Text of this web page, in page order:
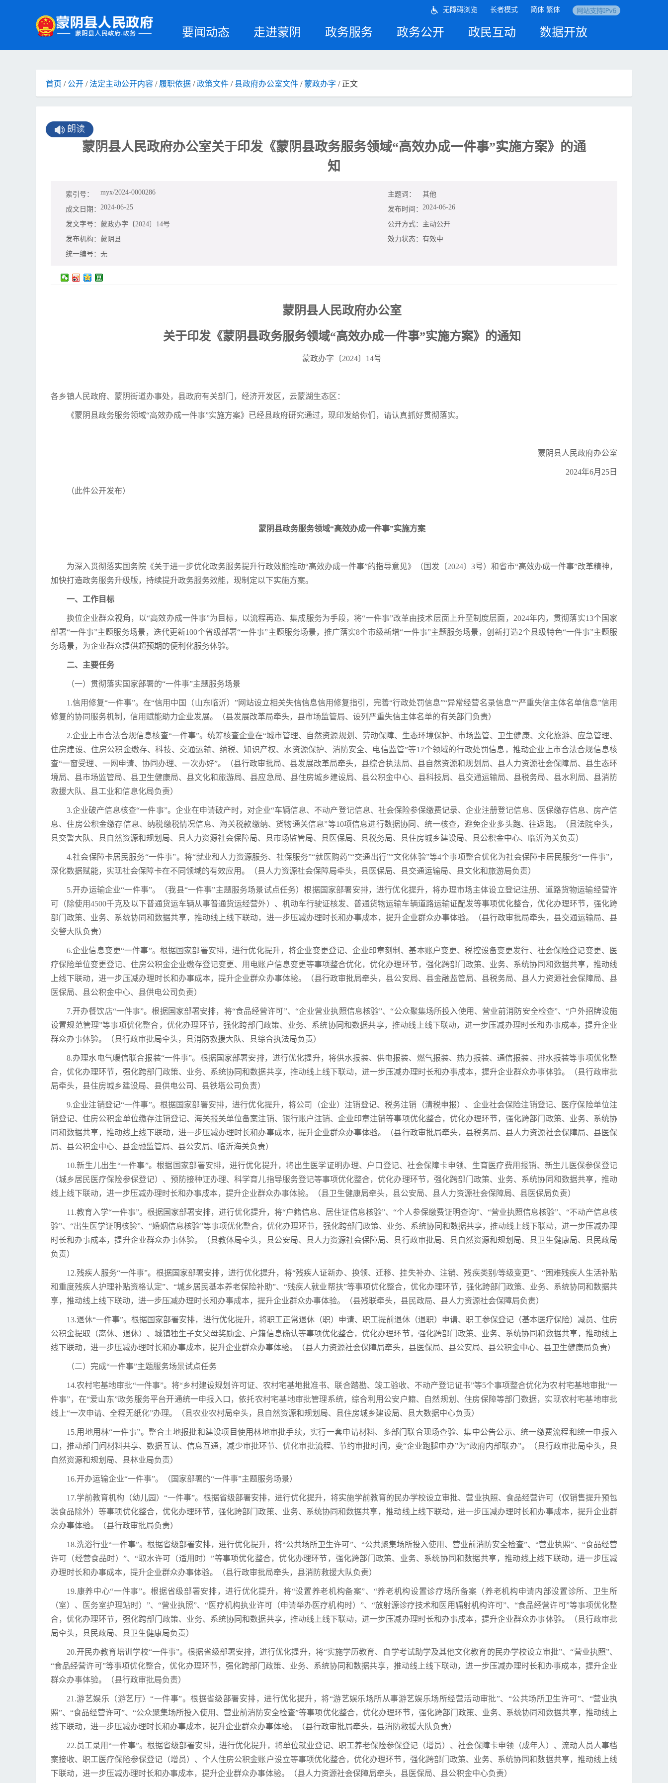
要闻动态 走进蒙阴 政务服务 政务公开 政民互动 数据开放
无障碍浏览 长者模式 简体 繁体
首页 / 公开 /法定主动公开内容 / 履职依据 /政策文件 / 县政府办公室文件 / 蒙政办字 / 正文
朗读
蒙阴县人民政府办公室关于印发《蒙阴县政务服务领域“高效办成一件事”实施方案》的通
知
索引号： myx/2024-0000286 主题词：
其他
成文日期： 2024-06-25 发布时间： 2024-06-26
发文字号： 蒙政办字〔2024〕14号 公开方式： 主动公开
发布机构： 蒙阴县 效力状态： 有效中
统一编号： 无
蒙阴县人民政府办公室
关于印发《蒙阴县政务服务领域“高效办成一件事”实施方案》的通知
蒙政办字〔2024〕14号
各乡镇人民政府、蒙阴街道办事处，县政府有关部门，经济开发区，云蒙湖生态区：
《蒙阴县政务服务领域“高效办成一件事”实施方案》已经县政府研究通过，现印发给你们，请认真抓好贯彻落实。
蒙阴县人民政府办公室
2024年6月25日
（此件公开发布）
蒙阴县政务服务领域“高效办成一件事”实施方案
为深入贯彻落实国务院《关于进一步优化政务服务提升行政效能推动“高效办成一件事”的指导意见》（国发〔2024〕3号）和省市“高效办成一件事”改革精神，
加快打造政务服务升级版，持续提升政务服务效能，现制定以下实施方案。
一、工作目标
换位企业群众视角，以“高效办成一件事”为目标，以流程再造、集成服务为手段，将“一件事”改革由技术层面上升至制度层面，2024年内，贯彻落实13个国家
部署“一件事”主题服务场景，迭代更新100个省级部署“一件事”主题服务场景，推广落实8个市级新增“一件事”主题服务场景，创新打造2个县级特色“一件事”主题服
务场景，为企业群众提供超预期的便利化服务体验。
二、主要任务
（一）贯彻落实国家部署的“一件事”主题服务场景
1.信用修复“一件事”。在“信用中国（山东临沂）”网站设立相关失信信息信用修复指引，完善“行政处罚信息”“异常经营名录信息”“严重失信主体名单信息”信用
修复的协同服务机制，信用赋能助力企业发展。（县发展改革局牵头，县市场监管局、设列严重失信主体名单的有关部门负责）
2.企业上市合法合规信息核查“一件事”。统筹核查企业在“城市管理、自然资源规划、劳动保障、生态环境保护、市场监管、卫生健康、文化旅游、应急管理、
住房建设、住房公积金缴存、科技、交通运输、纳税、知识产权、水资源保护、消防安全、电信监管”等17个领域的行政处罚信息，推动企业上市合法合规信息核
查“一窗受理、一网申请、协同办理、一次办好”。（县行政审批局、县发展改革局牵头，县综合执法局、县自然资源和规划局、县人力资源社会保障局、县生态环
境局、县市场监管局、县卫生健康局、县文化和旅游局、县应急局、县住房城乡建设局、县公积金中心、县科技局、县交通运输局、县税务局、县水利局、县消防
救援大队、县工业和信息化局负责）
3.企业破产信息核查“一件事”。企业在申请破产时，对企业“车辆信息、不动产登记信息、社会保险参保缴费记录、企业注册登记信息、医保缴存信息、房产信
息、住房公积金缴存信息、纳税缴税情况信息、海关税款缴纳、货物通关信息”等10项信息进行数据协同、统一核查，避免企业多头跑、往返跑。（县法院牵头，
县交警大队、县自然资源和规划局、县人力资源社会保障局、县市场监管局、县医保局、县税务局、县住房城乡建设局、县公积金中心、临沂海关负责）
4.社会保障卡居民服务“一件事”。将“就业和人力资源服务、社保服务”“就医购药”“交通出行”“文化体验”等4个事项整合优化为社会保障卡居民服务“一件事”，
深化数据赋能，实现社会保障卡在不同领域的有效应用。（县人力资源社会保障局牵头，县医保局、县交通运输局、县文化和旅游局负责）
5.开办运输企业“一件事”。（我县“一件事”主题服务场景试点任务）根据国家部署安排，进行优化提升，将办理市场主体设立登记注册、道路货物运输经营许
可（除使用4500千克及以下普通货运车辆从事普通货运经营外）、机动车行驶证核发、普通货物运输车辆道路运输证配发等事项优化整合，优化办理环节，强化跨
部门政策、业务、系统协同和数据共享，推动线上线下联动，进一步压减办理时长和办事成本，提升企业群众办事体验。（县行政审批局牵头，县交通运输局、县
交警大队负责）
6.企业信息变更“一件事”。根据国家部署安排，进行优化提升，将企业变更登记、企业印章刻制、基本账户变更、税控设备变更发行、社会保险登记变更、医
疗保险单位变更登记、住房公积金企业缴存登记变更、用电账户信息变更等事项整合优化，优化办理环节，强化跨部门政策、业务、系统协同和数据共享，推动线
上线下联动，进一步压减办理时长和办事成本，提升企业群众办事体验。（县行政审批局牵头，县公安局、县金融监管局、县税务局、县人力资源社会保障局、县
医保局、县公积金中心、县供电公司负责）
7.开办餐饮店“一件事”。根据国家部署安排，将“食品经营许可”、“企业营业执照信息核验”、“公众聚集场所投入使用、营业前消防安全检查”、“户外招牌设施
设置规范管理”等事项优化整合，优化办理环节，强化跨部门政策、业务、系统协同和数据共享，推动线上线下联动，进一步压减办理时长和办事成本，提升企业
群众办事体验。（县行政审批局牵头，县消防救援大队、县综合执法局负责）
8.办理水电气暖信联合报装“一件事”。根据国家部署安排，进行优化提升，将供水报装、供电报装、燃气报装、热力报装、通信报装、排水报装等事项优化整
合，优化办理环节，强化跨部门政策、业务、系统协同和数据共享，推动线上线下联动，进一步压减办理时长和办事成本，提升企业群众办事体验。（县行政审批
局牵头，县住房城乡建设局、县供电公司、县铁塔公司负责）
9.企业注销登记“一件事”。根据国家部署安排，进行优化提升，将公司（企业）注销登记、税务注销（清税申报）、企业社会保险注销登记、医疗保险单位注
销登记、住房公积金单位缴存注销登记、海关报关单位备案注销、银行账户注销、企业印章注销等事项优化整合，优化办理环节，强化跨部门政策、业务、系统协
同和数据共享，推动线上线下联动，进一步压减办理时长和办事成本，提升企业群众办事体验。（县行政审批局牵头，县税务局、县人力资源社会保障局、县医保
局、县公积金中心、县金融监管局、县公安局、临沂海关负责）
10.新生儿出生“一件事”。根据国家部署安排，进行优化提升，将出生医学证明办理、户口登记、社会保障卡申领、生育医疗费用报销、新生儿医保参保登记
（城乡居民医疗保险参保登记）、预防接种证办理、科学育儿指导服务登记等事项优化整合，优化办理环节，强化跨部门政策、业务、系统协同和数据共享，推动
线上线下联动，进一步压减办理时长和办事成本，提升企业群众办事体验。（县卫生健康局牵头，县公安局、县人力资源社会保障局、县医保局负责）
11.教育入学“一件事”。根据国家部署安排，进行优化提升，将“户籍信息、居住证信息核验”、“个人参保缴费证明查询”、“营业执照信息核验”、“不动产信息核
验”、“出生医学证明核验”、“婚姻信息核验”等事项优化整合，优化办理环节，强化跨部门政策、业务、系统协同和数据共享，推动线上线下联动，进一步压减办理
时长和办事成本，提升企业群众办事体验。（县教体局牵头，县公安局、县人力资源社会保障局、县行政审批局、县自然资源和规划局、县卫生健康局、县民政局
负责）
12.残疾人服务“一件事”。根据国家部署安排，进行优化提升，将“残疾人证新办、换领、迁移、挂失补办、注销、残疾类别/等级变更”、“困难残疾人生活补贴
和重度残疾人护理补贴资格认定”、“城乡居民基本养老保险补助”、“残疾人就业帮扶”等事项优化整合，优化办理环节，强化跨部门政策、业务、系统协同和数据共
享，推动线上线下联动，进一步压减办理时长和办事成本，提升企业群众办事体验。（县残联牵头，县民政局、县人力资源社会保障局负责）
13.退休“一件事”。根据国家部署安排，进行优化提升，将职工正常退休（职）申请、职工提前退休（退职）申请、职工参保登记（基本医疗保险）减员、住房
公积金提取（离休、退休）、城镇独生子女父母奖励金、户籍信息确认等事项优化整合，优化办理环节，强化跨部门政策、业务、系统协同和数据共享，推动线上
线下联动，进一步压减办理时长和办事成本，提升企业群众办事体验。（县人力资源社会保障局牵头，县医保局、县公安局、县公积金中心、县卫生健康局负责）
（二）完成“一件事”主题服务场景试点任务
14.农村宅基地审批“一件事”。将“乡村建设规划许可证、农村宅基地批准书、联合踏勘、竣工验收、不动产登记证书”等5个事项整合优化为农村宅基地审批“一
件事”，在“爱山东”政务服务平台开通统一申报入口，依托农村宅基地审批管理系统，综合利用公安户籍、自然规划、住房保障等部门数据，实现农村宅基地审批
线上“一次申请、全程无纸化”办理。（县农业农村局牵头，县自然资源和规划局、县住房城乡建设局、县大数据中心负责）
15.用地用林“一件事”。整合土地报批和建设项目使用林地审批手续，实行一套申请材料、多部门联合现场查验、集中公告公示、统一缴费流程和统一申报入
口，推动部门间材料共享、数据互认、信息互通，减少审批环节、优化审批流程、节约审批时间，变“企业跑腿申办”为“政府内部联办”。（县行政审批局牵头，县
自然资源和规划局、县林业局负责）
16.开办运输企业“一件事”。（国家部署的“一件事”主题服务场景）
17.学前教育机构（幼儿园）“一件事”。根据省级部署安排，进行优化提升，将实施学前教育的民办学校设立审批、营业执照、食品经营许可（仅销售提升预包
装食品除外）等事项优化整合，优化办理环节，强化跨部门政策、业务、系统协同和数据共享，推动线上线下联动，进一步压减办理时长和办事成本，提升企业群
众办事体验。（县行政审批局负责）
18.洗浴行业“一件事”。根据省级部署安排，进行优化提升，将“公共场所卫生许可”、“公共聚集场所投入使用、营业前消防安全检查”、“营业执照”、“食品经营
许可（经营食品时）”、“取水许可（适用时）”等事项优化整合，优化办理环节，强化跨部门政策、业务、系统协同和数据共享，推动线上线下联动，进一步压减
办理时长和办事成本，提升企业群众办事体验。（县行政审批局牵头，县消防救援大队负责）
19.康养中心“一件事”。根据省级部署安排，进行优化提升，将“设置养老机构备案”、“养老机构设置诊疗场所备案（养老机构申请内部设置诊所、卫生所
（室）、医务室护理站时）”、“营业执照”、“医疗机构执业许可（申请举办医疗机构时）”、“放射源诊疗技术和医用辐射机构许可”、“食品经营许可”等事项优化整
合，优化办理环节，强化跨部门政策、业务、系统协同和数据共享，推动线上线下联动，进一步压减办理时长和办事成本，提升企业群众办事体验。（县行政审批
局牵头，县民政局、县卫生健康局负责）
20.开民办教育培训学校“一件事”。根据省级部署安排，进行优化提升，将“实施学历教育、自学考试助学及其他文化教育的民办学校设立审批”、“营业执照”、
“食品经营许可”等事项优化整合，优化办理环节，强化跨部门政策、业务、系统协同和数据共享，推动线上线下联动，进一步压减办理时长和办事成本，提升企业
群众办事体验。（县行政审批局负责）
21.游艺娱乐（游艺厅）“一件事”。根据省级部署安排，进行优化提升，将“游艺娱乐场所从事游艺娱乐场所经营活动审批”、“公共场所卫生许可”、“营业执
照”、“食品经营许可”、“公众聚集场所投入使用、营业前消防安全检查”等事项优化整合，优化办理环节，强化跨部门政策、业务、系统协同和数据共享，推动线上
线下联动，进一步压减办理时长和办事成本，提升企业群众办事体验。（县行政审批局牵头，县消防救援大队负责）
22.员工录用“一件事”。根据省级部署安排，进行优化提升，将单位就业登记、职工养老保险参保登记（增员）、社会保障卡申领（成年人）、流动人员人事档
案接收、职工医疗保险参保登记（增员）、个人住房公积金账户设立等事项优化整合，优化办理环节，强化跨部门政策、业务、系统协同和数据共享，推动线上线
下联动，进一步压减办理时长和办事成本，提升企业群众办事体验。（县人力资源社会保障局牵头，县医保局、县公积金中心负责）